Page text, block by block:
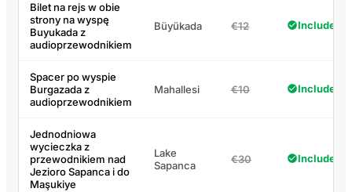
Bilet na rejs w obie
strony na wyspę
Buyukada z
audioprzewodnikiem
Büyükada €12 Included
Spacer po wyspie
Burgazada z
audioprzewodnikiem
Mahallesi €10 Included
Jednodniowa
wycieczka z
przewodnikiem nad
Jezioro Sapanca i do
Maşukiye
Lake
Sapanca
€30 Included